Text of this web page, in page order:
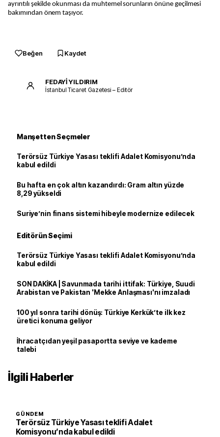
ayrıntılı şekilde okunması da muhtemel sorunların önüne geçilmesi
bakımından önem taşıyor.
Beğen Kaydet
FEDAYİ YILDIRIM
İstanbul Ticaret Gazetesi – Editör
Manşetten Seçmeler
Terörsüz Türkiye Yasası teklifi Adalet Komisyonu’nda
kabul edildi
Bu hafta en çok altın kazandırdı: Gram altın yüzde
8,29 yükseldi
Suriye’nin finans sistemi hibeyle modernize edilecek
Editörün Seçimi
Terörsüz Türkiye Yasası teklifi Adalet Komisyonu’nda
kabul edildi
SON DAKİKA | Savunmada tarihi ittifak: Türkiye, Suudi
Arabistan ve Pakistan 'Mekke Anlaşması'nı imzaladı
100 yıl sonra tarihi dönüş: Türkiye Kerkük’te ilk kez
üretici konuma geliyor
İhracatçıdan yeşil pasaportta seviye ve kademe
talebi
İlgili Haberler
GÜNDEM
Terörsüz Türkiye Yasası teklifi Adalet
Komisyonu’nda kabul edildi